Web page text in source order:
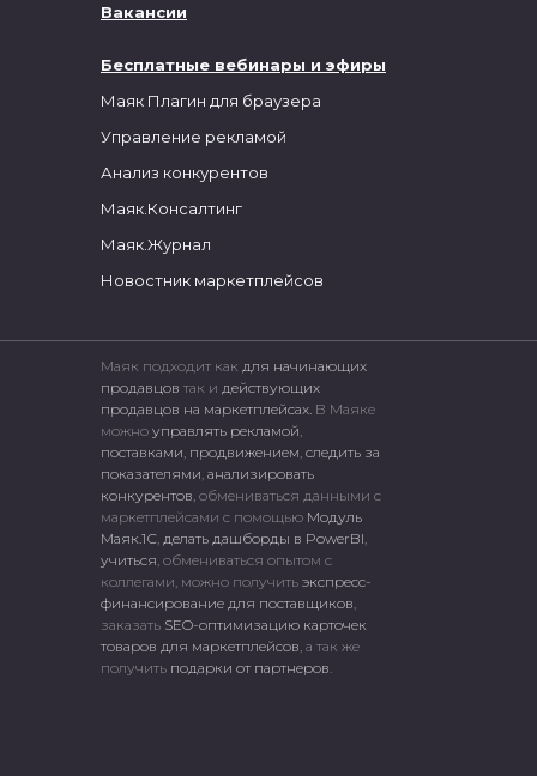
Бесплатные вебинары и эфиры
Маяк Плагин для браузера
Управление рекламой
Анализ конкурентов
Маяк.Консалтинг
Маяк.Журнал
Новостник маркетплейсов
Вакансии
Маяк подходит как для начинающих
продавцов так и действующих
продавцов на маркетплейсах. В Маяке
можно управлять рекламой
поставками продвижением следить за
показателями анализировать
конкурентов , обмениваться данными с
маркетплейсами c помощью Модуль
Маяк.1С делать дашборды в PowerBI
учиться , обмениваться опытом с
коллегами, можно получить экспресс-
финансирование для поставщиков
заказать SEO-оптимизацию карточек
товаров для маркетплейсов , а так же
получить подарки от партнеров